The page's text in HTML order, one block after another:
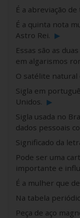
É a abreviação
É a quinta nota
Astro Rei. ▶
Essas são as
em algarismos
O satélite
Sigla em
Unidos. ▶
Sigla usada no
dados pessoais
Significado da
Pode ser uma
importante e
É a mulher que
Na tabela
Peça de aço